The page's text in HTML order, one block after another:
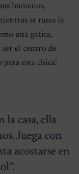
humanos,
se rasca la
una gatita,
el centro de
para esta chica!
la casa, ella
Juega con
acostarse en